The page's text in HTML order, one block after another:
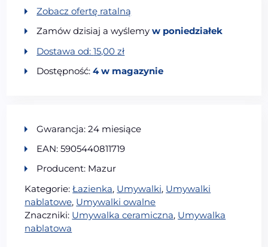
Zobacz ofertę ratalną
Zamów dzisiaj a wyślemyw poniedziałek
Dostawa od:15,00zł
Dostępność:4 w magazynie
Gwarancja: 24 miesiące
EAN: 5905440811719
Producent: Mazur
Kategorie:Łazienka, Umywalki, Umywalki
nablatowe, Umywalki owalne
Znaczniki: Umywalka ceramiczna, Umywalka
nablatowa